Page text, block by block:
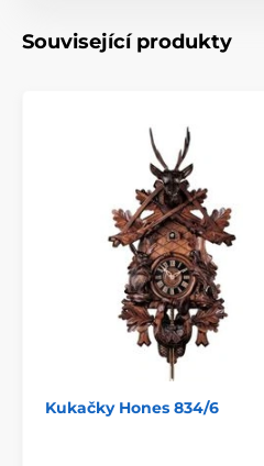
Související produkty
Kukačky Hones 834/6